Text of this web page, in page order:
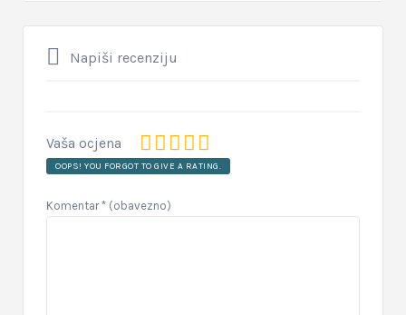
Napiši recenziju
Vaša ocjena
OOPS! YOU FORGOT TO GIVE A RATING.
Komentar* (obavezno)